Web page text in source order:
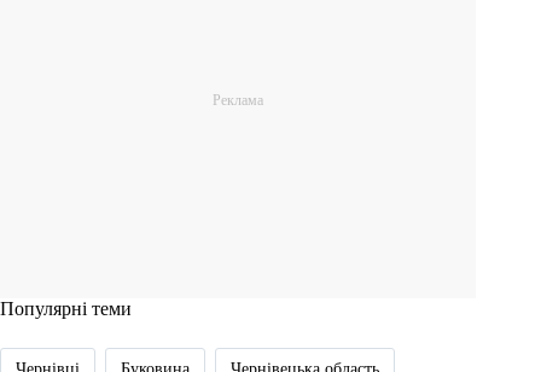
Популярні теми